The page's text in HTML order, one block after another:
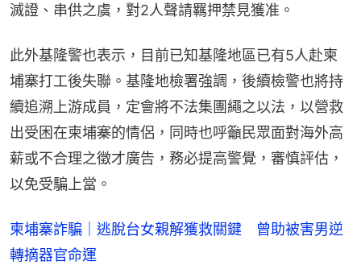
滅證、串供之虞，對2人聲請羈押禁見獲准。
此外基隆警也表示，目前已知基隆地區已有5人赴柬
埔寨打工後失聯。基隆地檢署強調，後續檢警也將持
續追溯上游成員，定會將不法集團繩之以法，以營救
出受困在柬埔寨的情侶，同時也呼籲民眾面對海外高
薪或不合理之徵才廣告，務必提高警覺，審慎評估，
以免受騙上當。
柬埔寨詐騙｜逃脫台女親解獲救關鍵 曾助被害男逆
轉摘器官命運